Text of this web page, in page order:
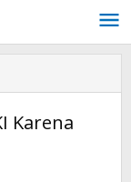
Karena